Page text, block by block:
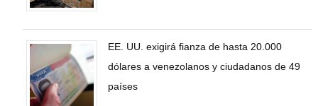
EE. UU. exigirá fianza de hasta 20.000
dólares a venezolanos y ciudadanos de 49
países